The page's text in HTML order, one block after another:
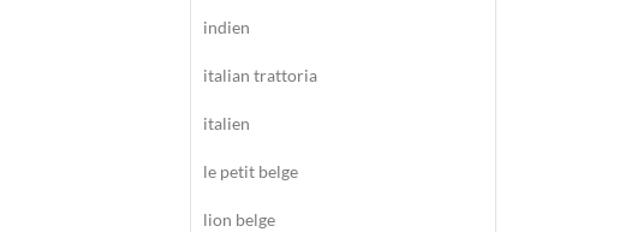
indien
italian trattoria
italien
le petit belge
lion belge